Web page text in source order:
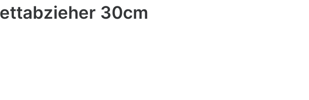
30cm